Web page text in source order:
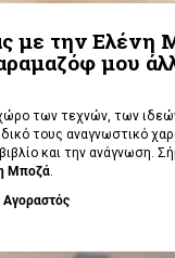
με την Ελένη
μου
των τεχνών, των ιδεών
τους αναγνωστικό
και την ανάγνωση.
Μποζά